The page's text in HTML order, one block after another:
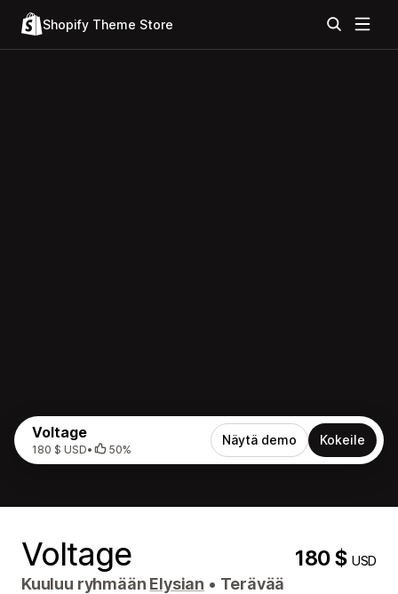
Shopify Theme Store
Voltage
180 $ USD• 50%
Näytä demo Kokeile
Voltage 180 $USD
Kuuluu ryhmään Elysian • Terävää